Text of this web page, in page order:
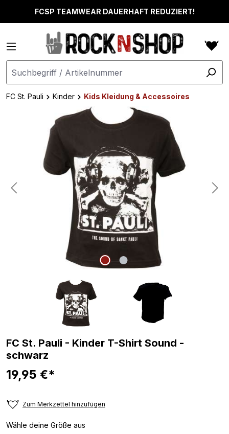
springenFCSP TEAMWEAR DAUERHAFT REDUZIERT!
FC St. Pauli Kinder
Kids Kleidung & Accessoires
Bildergalerie überspringen
FC St. Pauli - Kinder T-Shirt Sound -
schwarz
19,95 €*
Zum Merkzettel hinzufügen
Wähle deine Größe aus